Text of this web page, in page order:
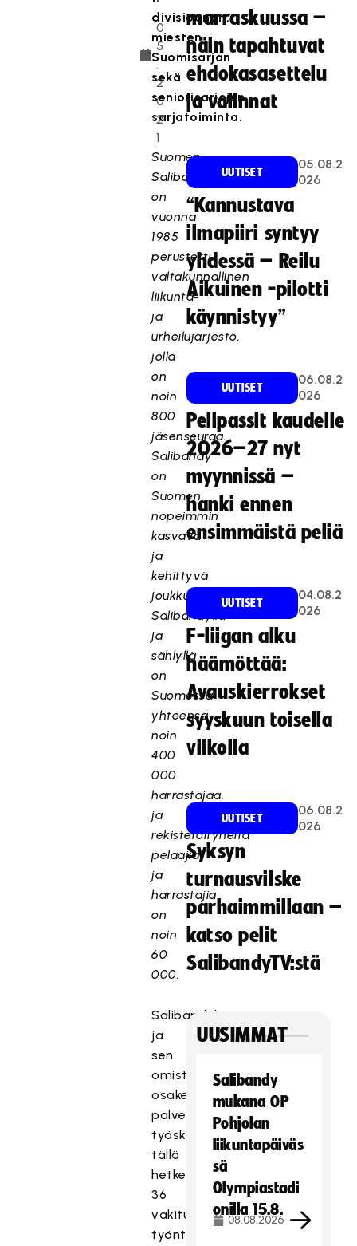
.
0
5
.
2
0
2
1
divisioonan,
miesten
Suomisarjan
sekä
seniorisarjojen
sarjatoiminta.
Suomen
Salibandyliitto
on
vuonna
1985
perustettu
valtakunnallinen
liikunta-
ja
urheilujärjestö,
jolla
on
noin
800
jäsenseuraa.
Salibandy
on
Suomen
nopeimmin
kasvava
ja
kehittyvä
joukkueurheilulaji.
Salibandyllä
ja
sählyllä
on
Suomessa
yhteensä
noin
400
000
harrastajaa,
ja
rekisteröityneitä
pelaajia
ja
harrastajia
on
noin
60
000.
Salibandyliiton
ja
sen
omistaman
osakeyhtiön
palveluksessa
työskentelee
tällä
hetkellä
36
vakituista
työntekijää.
marraskuussa –
näin tapahtuvat
ehdokasasettelu
ja valinnat
UUTISET
05.08.2
026
“Kannustava
ilmapiiri syntyy
yhdessä – Reilu
Aikuinen -pilotti
käynnistyy”
UUTISET
06.08.2
026
Pelipassit kaudelle
2026–27 nyt
myynnissä –
hanki ennen
ensimmäistä peliä
UUTISET
04.08.2
026
F-liigan alku
häämöttää:
Avauskierrokset
syyskuun toisella
viikolla
UUTISET
06.08.2
026
Syksyn
turnausvilske
parhaimmillaan –
katso pelit
SalibandyTV:stä
UUSIMMAT
Salibandy
mukana OP
Pohjolan
liikuntapäiväs
sä
Olympiastadi
onilla 15.8.
08.08.2026